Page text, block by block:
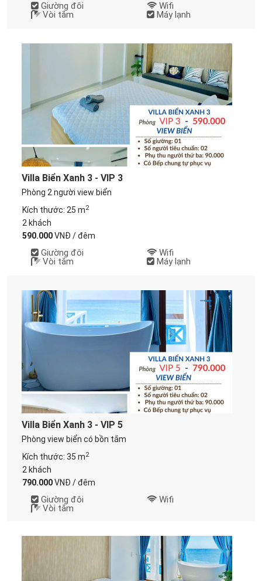
Giường đôi
Vòi tắm
Wifi
Máy lạnh
Villa Biển Xanh 3 - VIP 3
Phòng 2 người view biển
Kích thước: 25 m2
2 khách
590.000VNĐ / đêm
Giường đôi
Vòi tắm
Wifi
Máy lạnh
Villa Biển Xanh 3 - VIP 5
Phòng view biển có bồn tắm
Kích thước: 35 m2
2 khách
790.000VNĐ / đêm
Giường đôi
Vòi tắm
Wifi